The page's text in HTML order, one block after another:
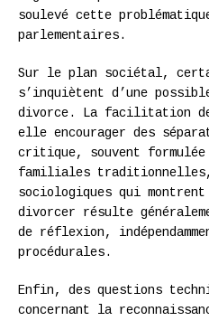
soulevé cette
parlementaires.
Sur le plan sociétal,
s’inquiètent d’une
divorce. La facilitation
elle encourager des
critique, souvent
familiales traditionnelles,
sociologiques qui
divorcer résulte
de réflexion,
procédurales.
Enfin, des questions
concernant la